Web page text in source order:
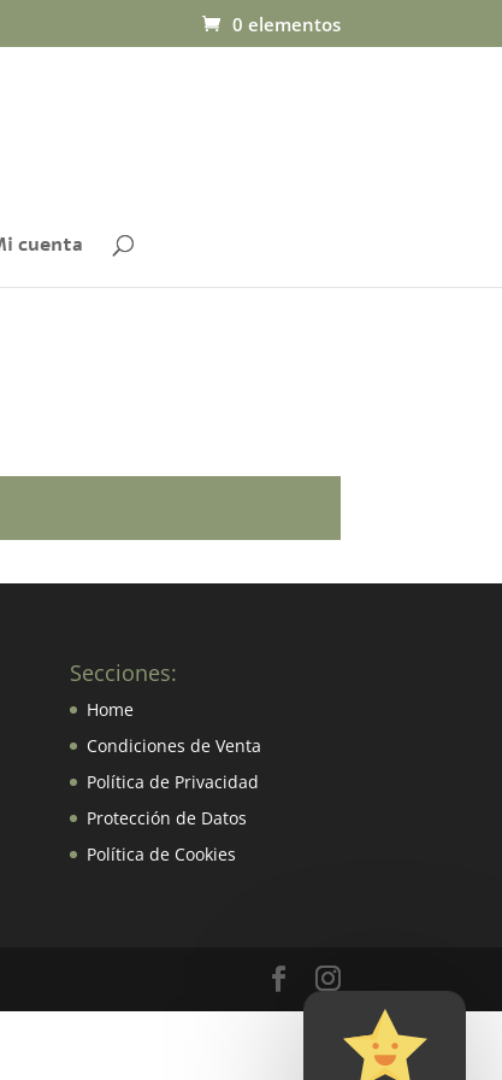
0 elementos
cuenta
Secciones:
Home
Condiciones de Venta
Política de Privacidad
Protección de Datos
Política de Cookies